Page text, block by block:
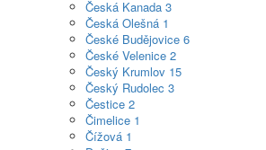
Česká Kanada 3
Česká Olešná 1
České Budějovice 6
České Velenice 2
Český Krumlov 15
Český Rudolec 3
Čestice 2
Čimelice 1
Čížová 1